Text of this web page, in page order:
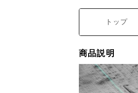
トップ
商品説明